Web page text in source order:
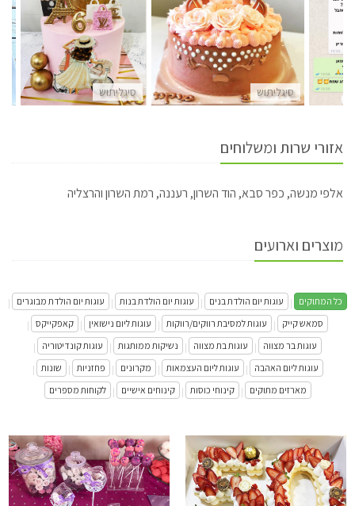
סיגליתוש סיגליתוש
אזורי שרות ומשלוחים
אלפי מנשה, כפר סבא, הוד השרון, רעננה, רמת השרון והרצליה
מוצרים וארועים
כל המתוקים | עוגות יום הולדת בנים | עוגות יום הולדת בנות | עוגות יום הולדת מבוגרים
|
סמאש קייק
| עוגות למסיבת רווקים/רווקות | עוגות ליום נישואין | קאפקייקס |
עוגות בר מצווה
| עוגות בת מצווה | נשיקות ממותגות | עוגות קונדיטוריה
|
עוגות ליום האהבה
| עוגות ליום העצמאות | מקרונים | פחזניות | שונות |
מארזים מתוקים
| קינוחי כוסות | קינוחים אישיים | לקוחות מספרים
נשיקות ממותגות עוגת מספרים ופירות ללא גלוטן לגיל 50